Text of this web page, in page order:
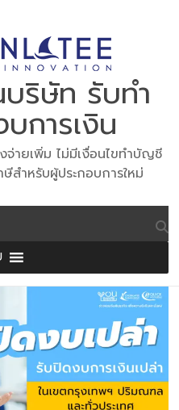
ริษัท รับทำ
การเงิน
ายเพิ่ม ไม่มีเงื่อนไขทำบัญชี
ำหรับผู้ประกอบการใหม่